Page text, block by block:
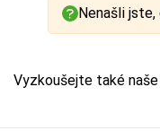
Nenašli jste,
Vyzkoušejte také